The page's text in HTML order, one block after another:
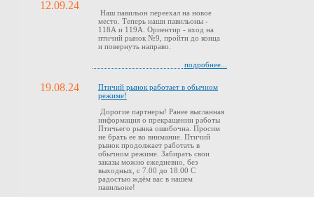
12.09.24
Наш павильон переехал на новое
место. Теперь наши павильоны -
118А и 119А. Ориентир - вход на
птичий рынок №9, пройти до конца
и повернуть направо.
подробнее...
19.08.24
Птичий рынок работает в обычном
режиме!
Дорогие партнеры! Ранее высланная
информация о прекращении работы
Птичьего рынка ошибочна. Просим
не брать ее во внимание. Птичий
рынок продолжает работать в
обычном режиме. Забирать свои
заказы можно ежедневно, без
выходных, с 7.00 до 18.00 С
радостью ждём вас в нашем
павильоне!